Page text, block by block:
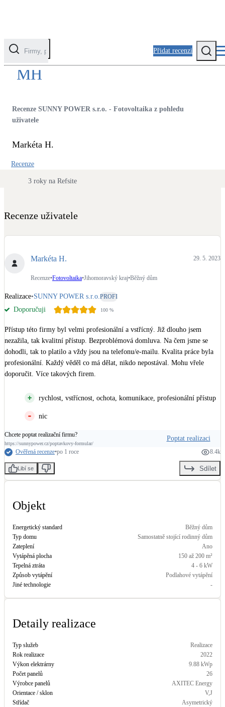
Přidat recenzi
Kategorie
Fotovoltaika
Zateplení
Solární termický systém
Tepelná čerpadla na chlazení
Větrání s rekuperací
Teplovzdušné vytápění
Okna / dveře
Šedá i černá odpadní voda
MH
Recenze SUNNY POWER s.r.o. - Fotovoltaika z pohledu
uživatele
Markéta H.
Recenze
3 roky na Refsite
Recenze uživatele
Objekt
Energetický standard
Běžný dům
Typ domu
Samostatně stojící rodinný dům
Zateplení
Ano
Vytápěná plocha
150 až 200 m²
Tepelná ztráta
4 - 6 kW
Způsob vytápění
Podlahové vytápění
Jiné technologie
-
Detaily realizace
Typ služeb
Realizace
Rok realizace
2022
Výkon elektrárny
9.88 kWp
Počet panelů
26
Výrobce panelů
AXITEC Energy
Orientace / sklon
V,J
Střídač
Asymetrický
Markéta H. 29. 5. 2023
Recenze•Fotovoltaika•Jihomoravský kraj•Běžný dům
Realizace•SUNNY POWER s.r.o.PROFI
Doporučuji 100 %
Přístup této firmy byl velmi profesionální a vstřícný. Již dlouho jsem
nezažila, tak kvalitní přístup. Bezproblémová domluva. Na čem jsme se
dohodli, tak to platilo a vždy jsou na telefonu/e-mailu. Kvalita práce byla
profesionální. Každý věděl co má dělat, nikdo nepostával. Mohu vřele
doporučit. Více takových firem.
rychlost, vstřícnost, ochota, komunikace, profesionální přístup
nic
Chcete poptat realizační firmu?
https://sunnypower.cz/poptavkovy-formular/
Poptat realizaci
Ověřená recenze•po 1 roce 8.4k
Libí se Sdílet